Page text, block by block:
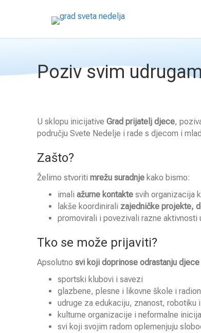
Poziv svim
U sklopu inicijative Grad prijatelj djece,
području Svete Nedelje i rade s djecom i
Zašto?
Želimo stvoriti mrežu suradnje kako bismo:
imali ažurne kontakte svih organizacija
lakše koordinirali zajedničke projekte,
promovirali i povezivali razne aktivnosti
Tko se može prijaviti?
Apsolutno svi koji doprinose odrastanju
sportski klubovi i savezi
glazbene, plesne i likovne škole i
udruge za edukaciju, znanost, robotiku
kulturne organizacije i neformalne
svi koji svojim radom oplemenjuju